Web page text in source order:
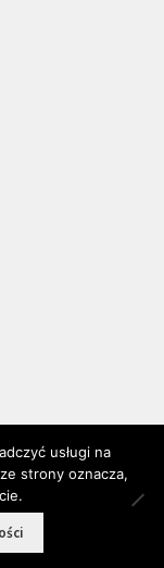
usługi na
strony oznacza,